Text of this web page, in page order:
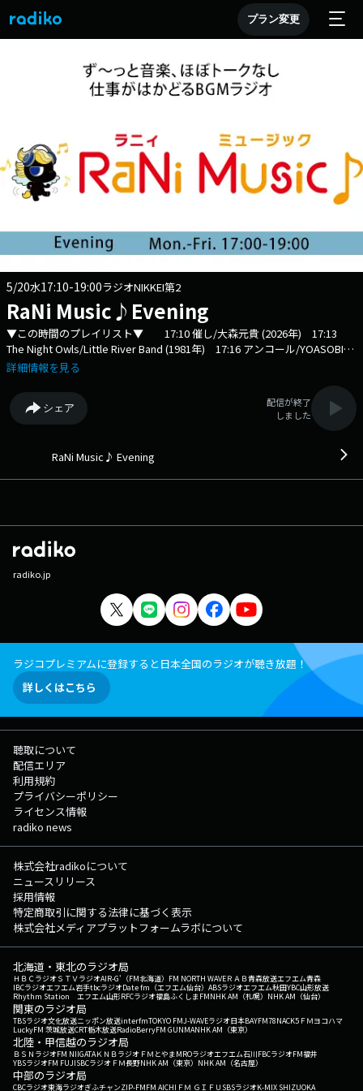
プラン変更
5/20水17:10-19:00ラジオNIKKEI第2
RaNi Music♪Evening
▼この時間のプレイリスト▼ 17:10 催し/大森元貴 (2026年) 17:13
The Night Owls/Little River Band (1981年) 17:16 アンコール/YOASOBI
(2021年) 17:21 RUNWAY/Lady Gaga & Doechii (2026年) 17:24 炎/LiSA
Direction (2013年) 17:37 讃歌/GRe4N BOYZ (2026年) 17:41 Because
You Loved Me/Celine Dion (1996年) 17:46 一生一瞬/Sonar Pocket (2017
年) 17:51 What I Like About You feat. Theresa Rex/Jonas Blue (2019
18:03 I'll Be Good To You feat. Ray Charles & Chaka Khan/Quincy Jones
18:39 Seasons/Bebe Rexha & Dolly Parton (2023年) 18:42 favorite
Matoma/Jason Derulo (2015年) 18:49 リバーサイドホテル/井上陽水
(1982年) 18:53 Aperture/Harry Styles (2026年) （洋楽：52% 邦楽：
48%） この日の最初のRaNi Music♪へ 次の時間のRaNi
Music♪へ その他の楽曲情報はこちらへ
詳細情報を見る
シェア
配信が終了
しました
RaNi Music♪ Evening
radiko.jp
ラジコプレミアムに登録すると日本全国のラジオが聴き放題！
詳しくはこちら
聴取について
配信エリア
利用規約
プライバシーポリシー
ライセンス情報
radiko news
株式会社radikoについて
ニュースリリース
採用情報
特定商取引に関する法律に基づく表示
株式会社メディアプラットフォームラボについて
北海道・東北のラジオ局
ＨＢＣラジオＳＴＶラジオAIR-G'（FM北海道） FM NORTH WAVEＲＡＢ青森放送エフエム青森
IBCラジオエフエム岩手tbcラジオDate fm（エフエム仙台） ABSラジオエフエム秋田YBC山形放送
Rhythm Station エフエム山形RFCラジオ福島ふくしまFMNHK AM（札幌） NHK AM（仙台）
関東のラジオ局
TBSラジオ文化放送ニッポン放送interfmTOKYO FMJ-WAVEラジオ日本BAYFM78NACK5 ＦＭヨコハマ
LuckyFM 茨城放送CRT栃木放送RadioBerryFM GUNMANHK AM（東京）
北陸・甲信越のラジオ局
ＢＳＮラジオFM NIIGATAＫＮＢラジオ ＦＭとやまMROラジオエフエム石川FBCラジオFM福井
YBSラジオFM FUJISBCラジオ ＦＭ長野NHK AM（東京） NHK AM（名古屋）
中部のラジオ局
CBCラジオ東海ラジオぎふチャンZIP-FMFM AICHI ＦＭ ＧＩＦＵ SBSラジオK-MIX SHIZUOKA